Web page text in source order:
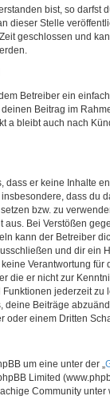
bist, so darfst
dieser Stelle
geschlossen und
Betreiber ein
Beitrag im
a bleibt auch nach
dass er keine Inhalte
dass du
bzw. zu
aus. Bei Verstößen
kann der Betreiber
und dir ein
Verantwortung für
die er nicht zur
jederzeit zu
deine Beiträge
oder einem Dritten
um eine unter der „
Limited
Community